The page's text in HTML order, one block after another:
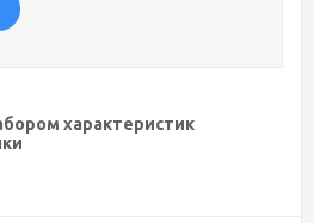
характеристик